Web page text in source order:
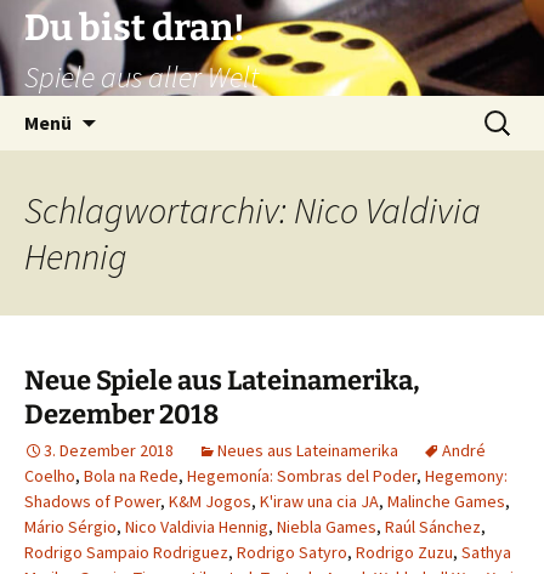
Zum
Inhalt
springen
Du bist dran!
Spiele aus aller Welt
Menü
Suchen
nach:
Schlagwortarchiv: Nico Valdivia
Hennig
Neue Spiele aus Lateinamerika,
Dezember 2018
3. Dezember 2018 Neues aus Lateinamerika
André
Coelho, Bola na Rede, Hegemonía: Sombras del Poder, Hegemony:
Shadows of Power, K&M Jogos, K'iraw una cia JA, Malinche Games,
Mário Sérgio, Nico Valdivia Hennig, Niebla Games, Raúl Sánchez,
Rodrigo Sampaio Rodriguez, Rodrigo Satyro, Rodrigo Zuzu, Sathya